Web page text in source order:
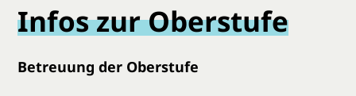
Infos zur Oberstufe
Betreuung der Oberstufe